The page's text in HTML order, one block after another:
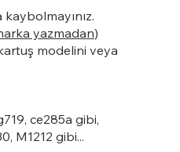
yazmadan)
modelini veya
ce285a gibi,
M1212 gibi...